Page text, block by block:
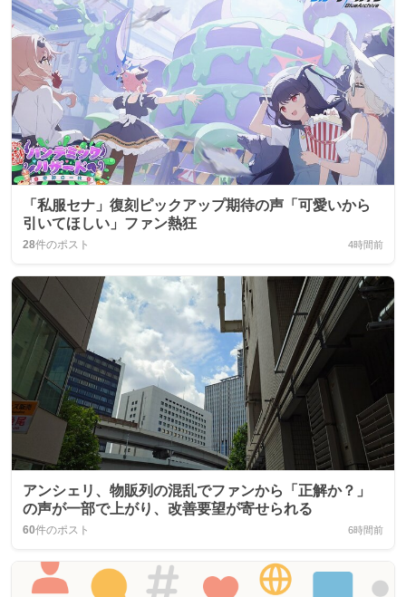
「私服セナ」復刻ピックアップ期待の声「可愛いから
引いてほしい」ファン熱狂
28件のポスト 4時間前
アンシェリ、物販列の混乱でファンから「正解か？」
の声が一部で上がり、改善要望が寄せられる
60件のポスト 6時間前